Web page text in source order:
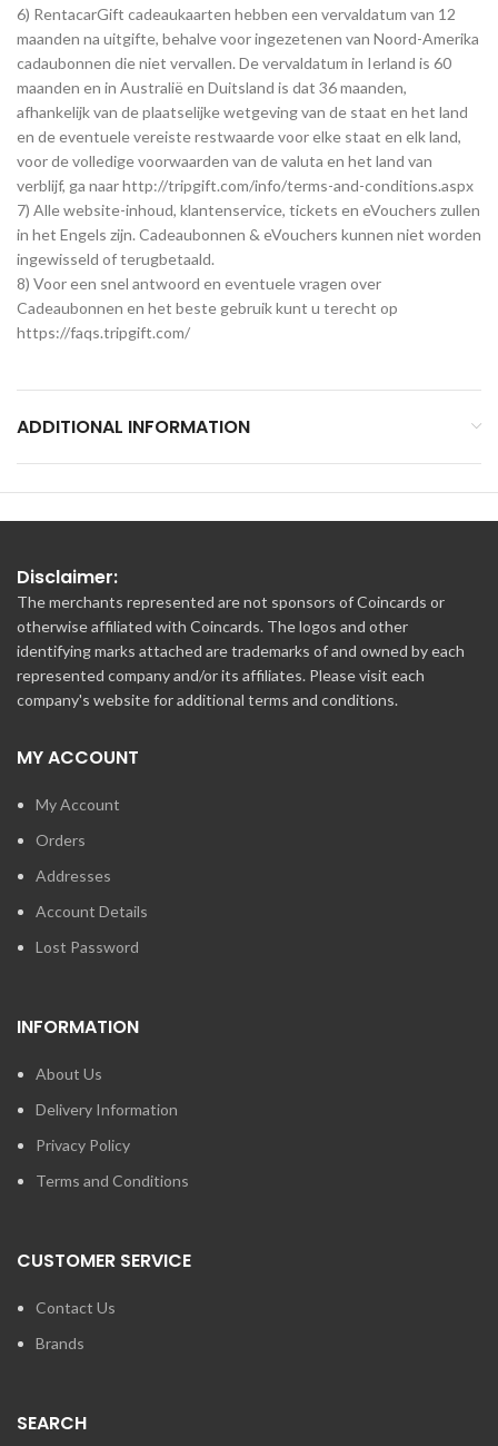
6) RentacarGift cadeaukaarten hebben een vervaldatum van 12
maanden na uitgifte, behalve voor ingezetenen van Noord-Amerika
cadaubonnen die niet vervallen. De vervaldatum in Ierland is 60
maanden en in Australië en Duitsland is dat 36 maanden,
afhankelijk van de plaatselijke wetgeving van de staat en het land
en de eventuele vereiste restwaarde voor elke staat en elk land,
voor de volledige voorwaarden van de valuta en het land van
verblijf, ga naar http://tripgift.com/info/terms-and-conditions.aspx
7) Alle website-inhoud, klantenservice, tickets en eVouchers zullen
in het Engels zijn. Cadeaubonnen & eVouchers kunnen niet worden
ingewisseld of terugbetaald.
8) Voor een snel antwoord en eventuele vragen over
Cadeaubonnen en het beste gebruik kunt u terecht op
https://faqs.tripgift.com/
ADDITIONAL INFORMATION
Disclaimer:
The merchants represented are not sponsors of Coincards or
otherwise affiliated with Coincards. The logos and other
identifying marks attached are trademarks of and owned by each
represented company and/or its affiliates. Please visit each
company's website for additional terms and conditions.
MY ACCOUNT
My Account
Orders
Addresses
Account Details
Lost Password
INFORMATION
About Us
Delivery Information
Privacy Policy
Terms and Conditions
CUSTOMER SERVICE
Contact Us
Brands
SEARCH